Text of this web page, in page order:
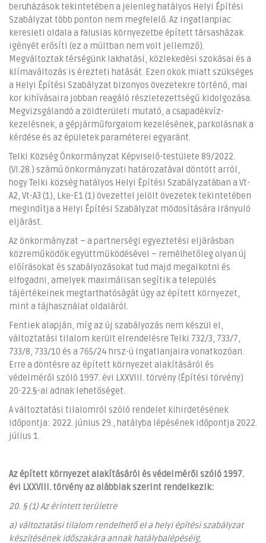
beruházások tekintetében a jelenleg hatályos Helyi Építési
Szabályzat több ponton nem megfelelő. Az ingatlanpiac
keresleti oldala a falusias környezetbe épített társasházak
igényét erősíti (ez a múltban nem volt jellemző).
Megváltoztak térségünk lakhatási, közlekedési szokásai és a
klímaváltozás is érezteti hatását. Ezen okok miatt szükséges
a Helyi Építési Szabályzat bizonyos övezetekre történő, mai
kor kihívásaira jobban reagáló részletezettségű kidolgozása.
Megvizsgálandó a zöldterületi mutató, a csapadékvíz-
kezelésnek, a gépjárműforgalom kezelésének, parkolásnak a
kérdése és az épületek paraméterei egyaránt.
Telki Község Önkormányzat Képviselő-testülete 89/2022.
(VI.28.) számú önkormányzati határozatával döntött arról,
hogy Telki község hatályos Helyi Építési Szabályzatában a Vt-
A2, Vt-A3 (1), Lke-E1 (1) övezettel jelölt övezetek tekintetében
megindítja a Helyi Építési Szabályzat módosítására irányuló
eljárást.
Az önkormányzat – a partnerségi egyeztetési eljárásban
közreműködők együttműködésével – remélhetőleg olyan új
előírásokat és szabályozásokat tud majd megalkotni és
elfogadni, amelyek maximálisan segítik a település
tájértékeinek megtarthatóságát úgy az épített környezet,
mint a tájhasználat oldaláról.
Fentiek alapján, míg az új szabályozás nem készül el,
változtatási tilalom került elrendelésre Telki 732/3, 733/7,
733/8, 733/10 és a 765/24 hrsz-ú ingatlanjaira vonatkozóan.
Erre a döntésre az épített környezet alakításáról és
védelméről szóló 1997. évi LXXVIII. törvény (Építési törvény)
20-22.§-ai adnak lehetőséget.
A változtatási tilalomról szóló rendelet kihirdetésének
időpontja: 2022. június 29., hatályba lépésének időpontja 2022.
július 1.
Az épített környezet alakításáról és védelméről szóló 1997.
évi LXXVIII. törvény az alábbiak szerint rendelkezik:
20. § (1) Az érintett területre
a) változtatási tilalom rendelhető el a helyi építési szabályzat
készítésének időszakára annak hatálybalépéséig,